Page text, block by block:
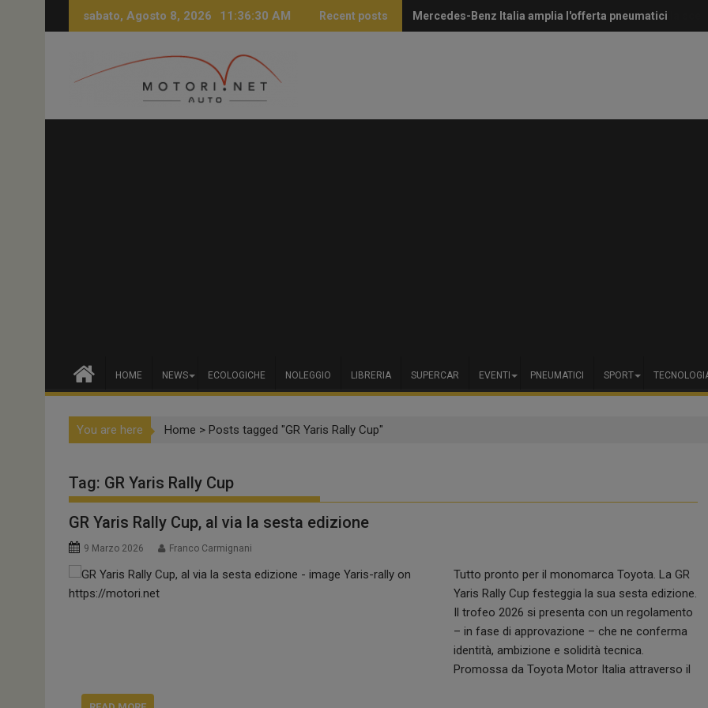
sabato, Agosto 8, 2026 11:36:31 AM Recent posts Mercedes-Benz Italia amplia l'offerta pneumatici
Perché i volanti in Alcantara continuano a essere la
HOME NEWS ECOLOGICHE NOLEGGIO LIBRERIA SUPERCAR EVENTI PNEUMATICI SPORT
You are here Home > Posts tagged "GR Yaris Rally Cup"
Tag: GR Yaris Rally Cup
GR Yaris Rally Cup, al via la sesta edizione
9 Marzo 2026 Franco Carmignani
Tutto pronto per il monomarca Toyota. La GR
Yaris Rally Cup festeggia la sua sesta edizione.
Il trofeo 2026 si presenta con un regolamento
– in fase di approvazione – che ne conferma
identità, ambizione e solidità tecnica.
Promossa da Toyota Motor Italia attraverso il